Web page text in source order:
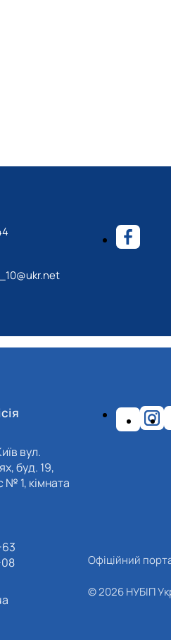
вул.
буд. 19,
№ 1, кімната
Офіційний
© 2026 НУБІП